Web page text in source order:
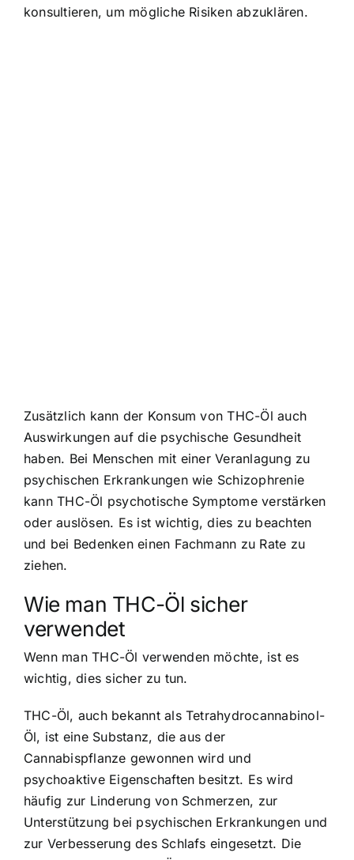
konsultieren, um mögliche Risiken abzuklären.
Zusätzlich kann der Konsum von THC-Öl auch
Auswirkungen auf die psychische Gesundheit
haben. Bei Menschen mit einer Veranlagung zu
psychischen Erkrankungen wie Schizophrenie
kann THC-Öl psychotische Symptome verstärken
oder auslösen. Es ist wichtig, dies zu beachten
und bei Bedenken einen Fachmann zu Rate zu
ziehen.
Wie man THC-Öl sicher
verwendet
Wenn man THC-Öl verwenden möchte, ist es
wichtig, dies sicher zu tun.
THC-Öl, auch bekannt als Tetrahydrocannabinol-
Öl, ist eine Substanz, die aus der
Cannabispflanze gewonnen wird und
psychoaktive Eigenschaften besitzt. Es wird
häufig zur Linderung von Schmerzen, zur
Unterstützung bei psychischen Erkrankungen und
zur Verbesserung des Schlafs eingesetzt. Die